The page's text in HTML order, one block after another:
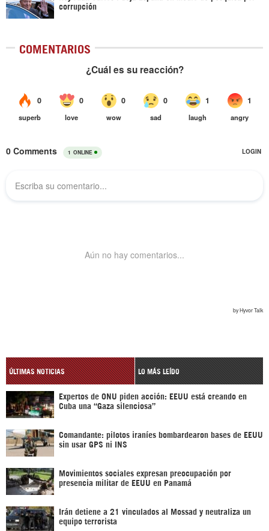
corrupción
COMENTARIOS
ÚLTIMAS NOTICIAS LO MÁS LEÍDO
Expertos de ONU piden acción: EEUU está creando en
Cuba una “Gaza silenciosa”
Comandante: pilotos iraníes bombardearon bases de EEUU
sin usar GPS ni INS
Movimientos sociales expresan preocupación por
presencia militar de EEUU en Panamá
Irán detiene a 21 vinculados al Mossad y neutraliza un
equipo terrorista